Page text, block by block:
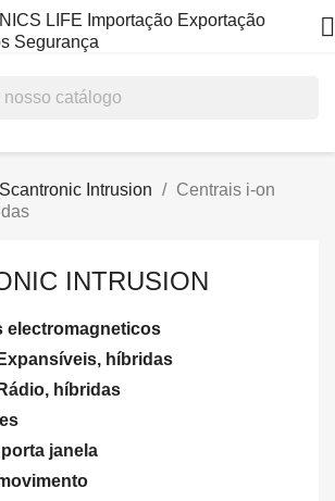

Scantronic Intrusion
Centrais i-on
INTRUSION
electromagneticos
híbridas
híbridas
janela